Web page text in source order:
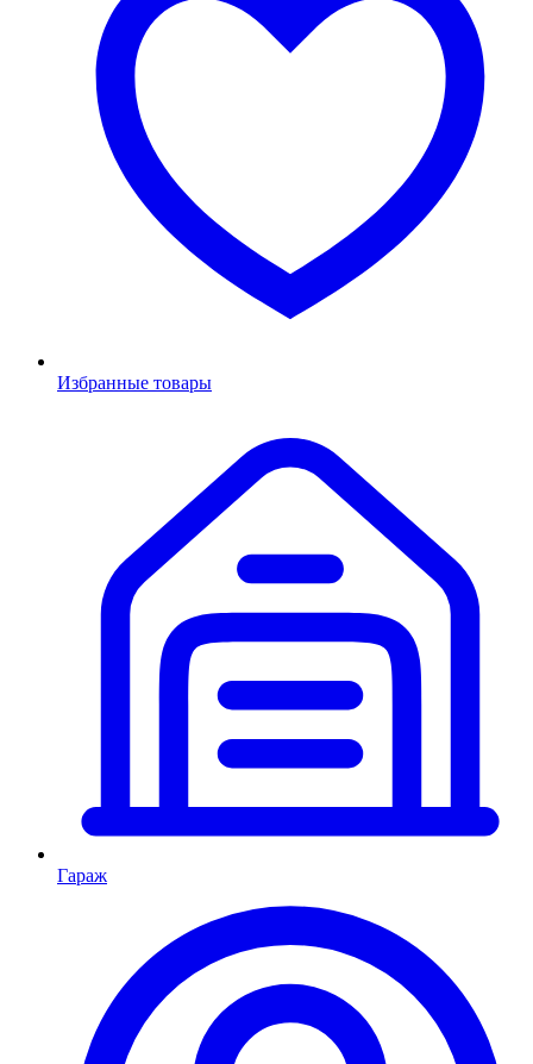
Избранные товары
Гараж